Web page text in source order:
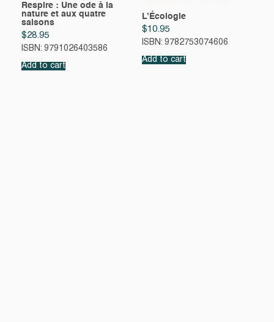
Respire : Une ode à la
nature et aux quatre
saisons
$28.95
ISBN: 9791026403586
Add to cart
L’Écologie
$10.95
ISBN: 9782753074606
Add to cart